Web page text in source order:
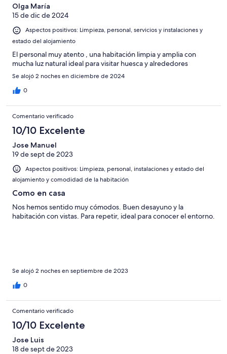
Olga María
15 de dic de 2024
Aspectos positivos: Limpieza, personal, servicios y instalaciones y
estado del alojamiento
El personal muy atento , una habitación limpia y amplia con
mucha luz natural ideal para visitar huesca y alrededores
Se alojó 2 noches en diciembre de 2024
0
Comentario verificado
10/10 Excelente
Jose Manuel
19 de sept de 2023
Aspectos positivos: Limpieza, personal, instalaciones y estado del
alojamiento y comodidad de la habitación
Como en casa
Nos hemos sentido muy cómodos. Buen desayuno y la
habitación con vistas. Para repetir, ideal para conocer el entorno.
Se alojó 2 noches en septiembre de 2023
0
Comentario verificado
10/10 Excelente
Jose Luis
18 de sept de 2023